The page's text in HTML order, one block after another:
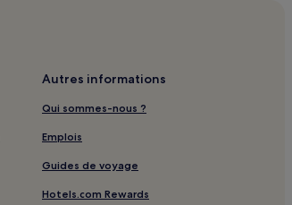
Autres informations
Qui sommes-nous ?
Emplois
Guides de voyage
Hotels.com Rewards